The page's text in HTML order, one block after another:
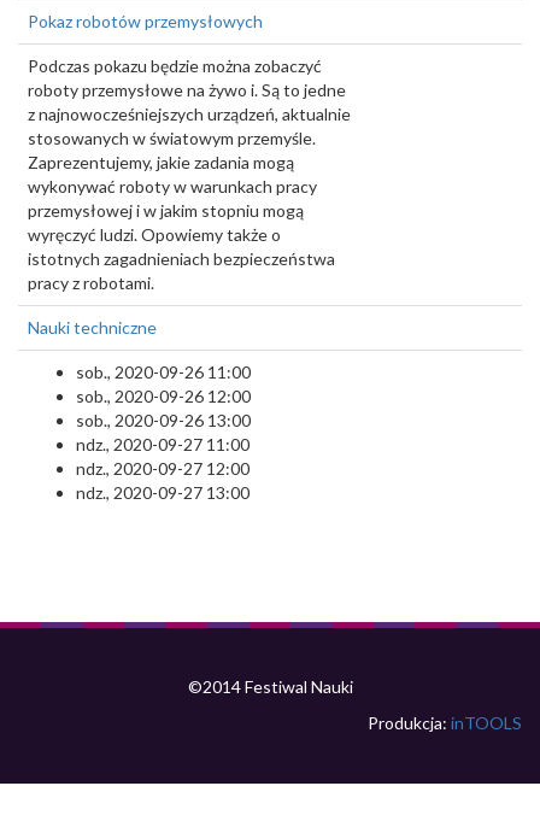
Pokaz robotów przemysłowych
Podczas pokazu będzie można zobaczyć
roboty przemysłowe na żywo i. Są to jedne
z najnowocześniejszych urządzeń, aktualnie
stosowanych w światowym przemyśle.
Zaprezentujemy, jakie zadania mogą
wykonywać roboty w warunkach pracy
przemysłowej i w jakim stopniu mogą
wyręczyć ludzi. Opowiemy także o
istotnych zagadnieniach bezpieczeństwa
pracy z robotami.
Nauki techniczne
sob., 2020-09-26 11:00
sob., 2020-09-26 12:00
sob., 2020-09-26 13:00
ndz., 2020-09-27 11:00
ndz., 2020-09-27 12:00
ndz., 2020-09-27 13:00
©2014 Festiwal Nauki
Produkcja: inTOOLS